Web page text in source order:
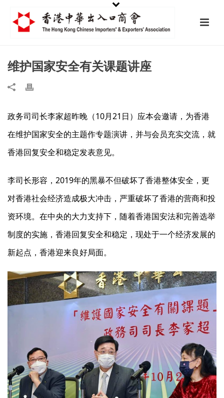
维护国家安全有关课题讲座
政务司司长李家超昨晚（10月21日）应本会邀请，为香港
在维护国家安全的主题作专题演讲，并与会员充实交流，就
香港回复安全和稳定发表意见。
李司长形容，2019年的黑暴不但破坏了香港整体安全，更
对香港社会经济造成极大冲击，严重破坏了香港的营商和投
资环境。在中央的大力支持下，随着香港国安法和完善选举
制度的实施，香港回复安全和稳定，现处于一个经济发展的
新起点，香港迎来良好局面。